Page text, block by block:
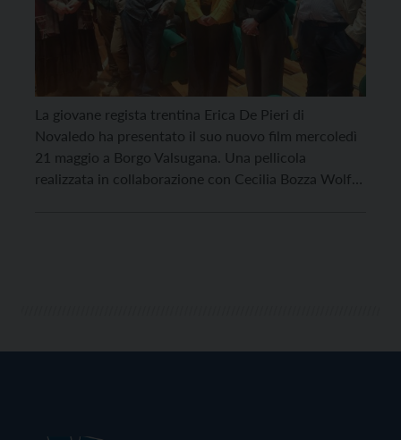
La giovane regista trentina Erica De Pieri di
Novaledo ha presentato il suo nuovo film mercoledì
21 maggio a Borgo Valsugana. Una pellicola
realizzata in collaborazione con Cecilia Bozza Wolf